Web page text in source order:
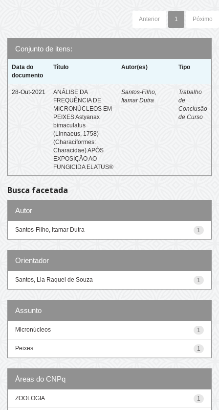
Anterior 1 Póximo
Conjunto de itens:
Data do
documento
Título Autor(es) Tipo
28-Out-2021
ANÁLISE DA
FREQUÊNCIA DE
MICRONÚCLEOS EM
PEIXES Astyanax
bimaculatus
(Linnaeus, 1758)
(Characiformes:
Characidae) APÓS
EXPOSIÇÃO AO
FUNGICIDA ELATUS®
Santos-Filho,
Itamar Dutra
Trabalho
de
Conclusão
de Curso
Busca facetada
Autor
1
Santos-Filho, Itamar Dutra
Orientador
1
Santos, Lia Raquel de Souza
Assunto
1
Micronúcleos
1
Peixes
Áreas do CNPq
1
ZOOLOGIA